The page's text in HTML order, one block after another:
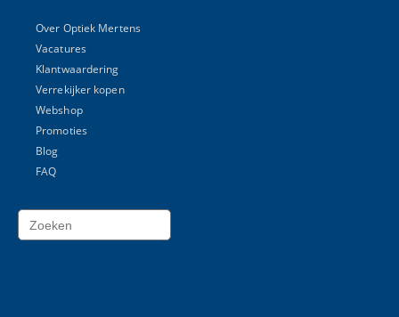
Over Optiek Mertens
Vacatures
Klantwaardering
Verrekijker kopen
Webshop
Promoties
Blog
FAQ